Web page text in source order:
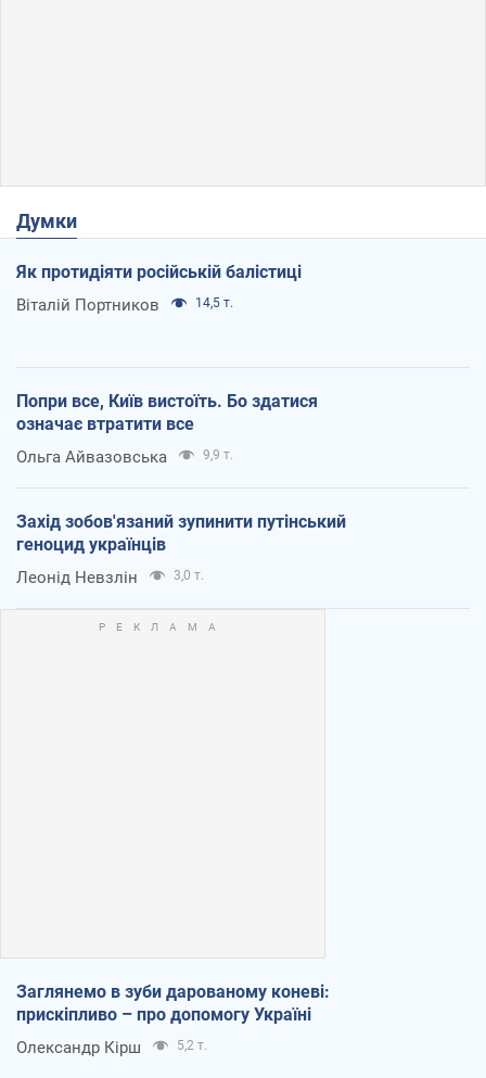
Думки
Як протидіяти російській балістиці
Віталій Портников 14,5 т.
Попри все, Київ вистоїть. Бо здатися
означає втратити все
Ольга Айвазовська 9,9 т.
Захід зобов'язаний зупинити путінський
геноцид українців
Леонід Невзлін 3,0 т.
Заглянемо в зуби дарованому коневі:
прискіпливо – про допомогу Україні
Олександр Кірш 5,2 т.